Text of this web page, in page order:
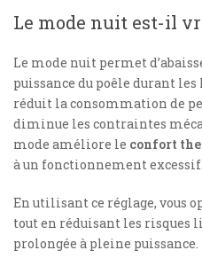
Le mode nuit est-il
Le mode nuit permet
puissance du poêle durant
réduit la consommation de
diminue les contraintes
mode améliore le confort
à un fonctionnement excessif.
En utilisant ce réglage, vous
tout en réduisant les risques
prolongée à pleine puissance.